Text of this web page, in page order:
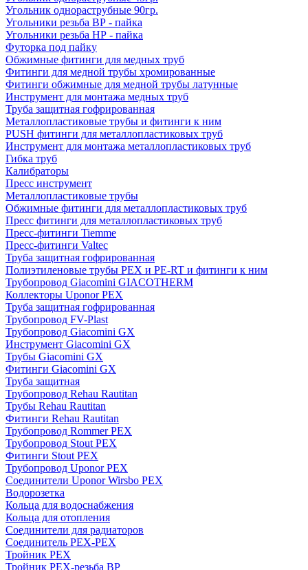
Угольник однораструбные 90гр.
Угольники резьба ВР - пайка
Угольники резьба НР - пайка
Футорка под пайку
Обжимные фитинги для медных труб
Фитинги для медной трубы хромированные
Фитинги обжимные для медной трубы латунные
Инструмент для монтажа медных труб
Труба защитная гофрированная
Металлопластиковые трубы и фитинги к ним
PUSH фитинги для металлопластиковых труб
Инструмент для монтажа металлопластиковых труб
Гибка труб
Калибраторы
Пресс инструмент
Металлопластиковые трубы
Обжимные фитинги для металлопластиковых труб
Пресс фитинги для металлопластиковых труб
Пресс-фитинги Tiemme
Пресс-фитинги Valtec
Труба защитная гофрированная
Полиэтиленовые трубы PEX и PE-RT и фитинги к ним
Трубопровод Giacomini GIACOTHERM
Коллекторы Uponor PEX
Труба защитная гофрированная
Трубопровод FV-Plast
Трубопровод Giacomini GX
Инструмент Giacomini GX
Трубы Giacomini GX
Фитинги Giacomini GX
Труба защитная
Трубопровод Rehau Rautitan
Трубы Rehau Rautitan
Фитинги Rehau Rautitan
Трубопровод Rommer PEX
Трубопровод Stout PEX
Фитинги Stout PEX
Трубопровод Uponor PEX
Соединители Uponor Wirsbo PEX
Водорозетка
Кольца для водоснабжения
Кольца для отопления
Соединители для радиаторов
Соединитель PEX-PEX
Тройник PEX
Тройник PEX-резьба ВР